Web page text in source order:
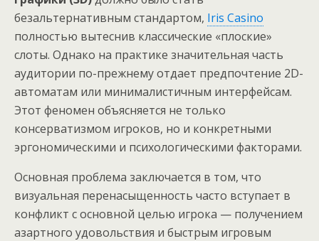
безальтернативным стандартом, Iris Casino
полностью вытеснив классические «плоские»
слоты. Однако на практике значительная часть
аудитории по-прежнему отдает предпочтение 2D-
автоматам или минималистичным интерфейсам.
Этот феномен объясняется не только
консерватизмом игроков, но и конкретными
эргономическими и психологическими факторами.
Основная проблема заключается в том, что
визуальная перенасыщенность часто вступает в
конфликт с основной целью игрока — получением
азартного удовольствия и быстрым игровым